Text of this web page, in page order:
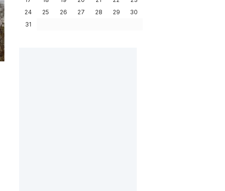
24
25 26 27 28 29
30
31